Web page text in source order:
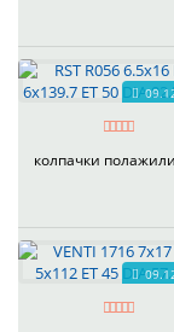
колпачки